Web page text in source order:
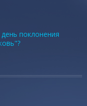
поклонения